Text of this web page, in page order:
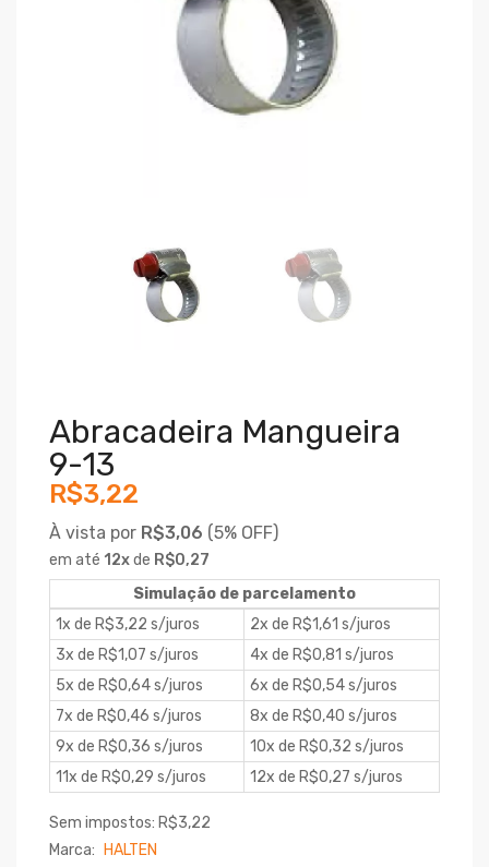
Abracadeira Mangueira
9-13
R$3,22
À vista por R$3,06 (5% OFF)
em até 12xde R$0,27
Simulação de parcelamento
1x de R$3,22 s/juros
2x de R$1,61 s/juros
3x de R$1,07 s/juros
4x de R$0,81 s/juros
5x de R$0,64 s/juros
6x de R$0,54 s/juros
7x de R$0,46 s/juros
8x de R$0,40 s/juros
9x de R$0,36 s/juros
10x de R$0,32 s/juros
11x de R$0,29 s/juros
12x de R$0,27 s/juros
Sem impostos: R$3,22
Marca:
HALTEN